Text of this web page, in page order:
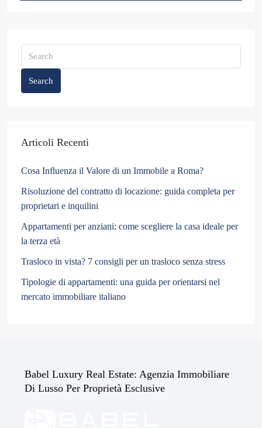
Search
Articoli Recenti
Cosa Influenza il Valore di un Immobile a Roma?
Risoluzione del contratto di locazione: guida completa per
proprietari e inquilini
Appartamenti per anziani: come scegliere la casa ideale per
la terza età
Trasloco in vista? 7 consigli per un trasloco senza stress
Tipologie di appartamenti: una guida per orientarsi nel
mercato immobiliare italiano
Babel Luxury Real Estate: Agenzia Immobiliare
Di Lusso Per Proprietà Esclusive